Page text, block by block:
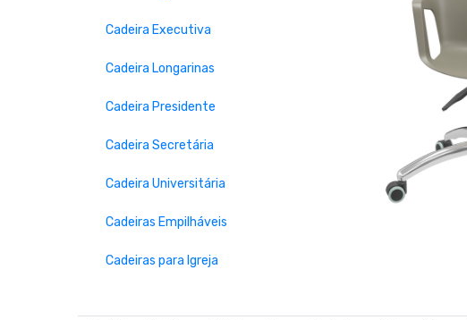
Cadeira Executiva
Cadeira Longarinas
Cadeira Presidente
Cadeira Secretária
Cadeira Universitária
Cadeiras Empilháveis
Cadeiras para Igreja
Previous